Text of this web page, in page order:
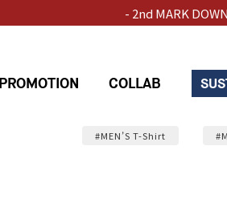
SUMMER POINT UP 5倍 開
#MEN’S T-Shirt
PROMOTION COLLAB